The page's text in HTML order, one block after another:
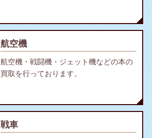
航空機
航空機・戦闘機・ジェット機などの本の
買取を行っております。
戦車